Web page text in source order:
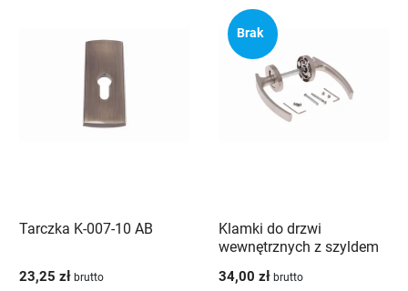
Tarczka K-007-10 AB
23,25 zł brutto
Brak
Klamki do drzwi
wewnętrznych z szyldem
Veramet
34,00 zł brutto